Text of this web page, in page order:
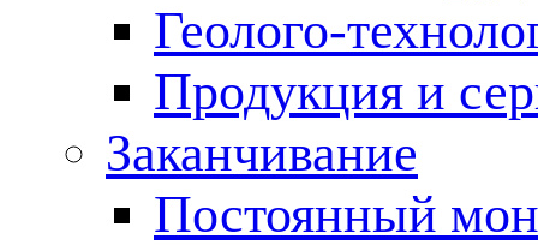
Геолого-
Продукция и
Заканчивание
Постоянный